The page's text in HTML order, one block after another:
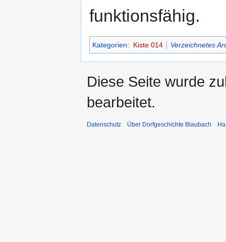
funktionsfähig.
Kategorien: Kiste 014 Verzeichnetes
Diese Seite wurde
bearbeitet.
Datenschutz Über Dorfgeschichte Blaubach